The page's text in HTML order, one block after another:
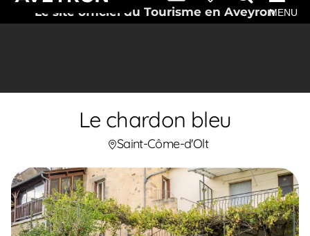
Le site officiel du Tourisme en AveyronMENU
Le chardon bleu
Saint-Côme-d'Olt